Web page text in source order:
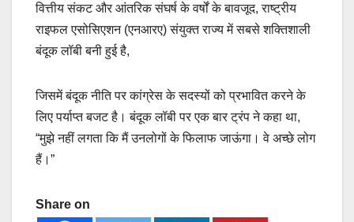
वित्तीय संकट और आंतरिक संघर्ष के वर्षों के बावजूद, राष्ट्रीय
राइफल एसोसिएशन (एनआरए) संयुक्त राज्य में सबसे शक्तिशाली
बंदूक लॉबी बनी हुई है,
जिसमें बंदूक नीति पर कांग्रेस के सदस्यों को प्रभावित करने के
लिए पर्याप्त बजट है। बंदूक लॉबी पर एक बार ट्रंप ने कहा था,
“मुझे नहीं लगता कि मैं उनलोगों के फिलाफ जाऊंगा। वे अच्छे लोग
हैं।”
Share on